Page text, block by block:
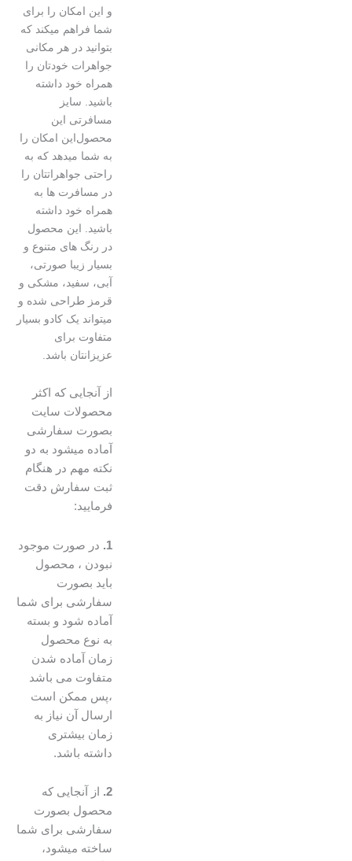
و این امکان را برای
شما فراهم میکند که
بتوانید در هر مکانی
جواهرات خودتان را
همراه خود داشته
باشید. سایز
مسافرتی این
محصول‌این امکان را
به شما میدهد که به
راحتی جواهراتتان را
در مسافرت ها به
همراه خود داشته
باشید. این محصول
در رنگ های متنوع و
بسیار زیبا صورتی،
آبی، سفید، مشکی و
قرمز طراحی شده و
میتواند یک کادو بسیار
متفاوت برای
عزیزانتان باشد.
از آنجایی که اکثر
محصولات سایت
بصورت سفارشی
آماده میشود به دو
نکته مهم در هنگام
ثبت سفارش دقت
فرمایید:
در صورت موجود
نبودن ، محصول
باید بصورت
سفارشی برای شما
آماده شود و بسته
به نوع محصول
زمان آماده شدن
متفاوت می باشد
،پس ممکن است
ارسال آن نیاز به
زمان بیشتری
داشته باشد.
از آنجایی که
محصول بصورت
سفارشی برای شما
ساخته میشود،